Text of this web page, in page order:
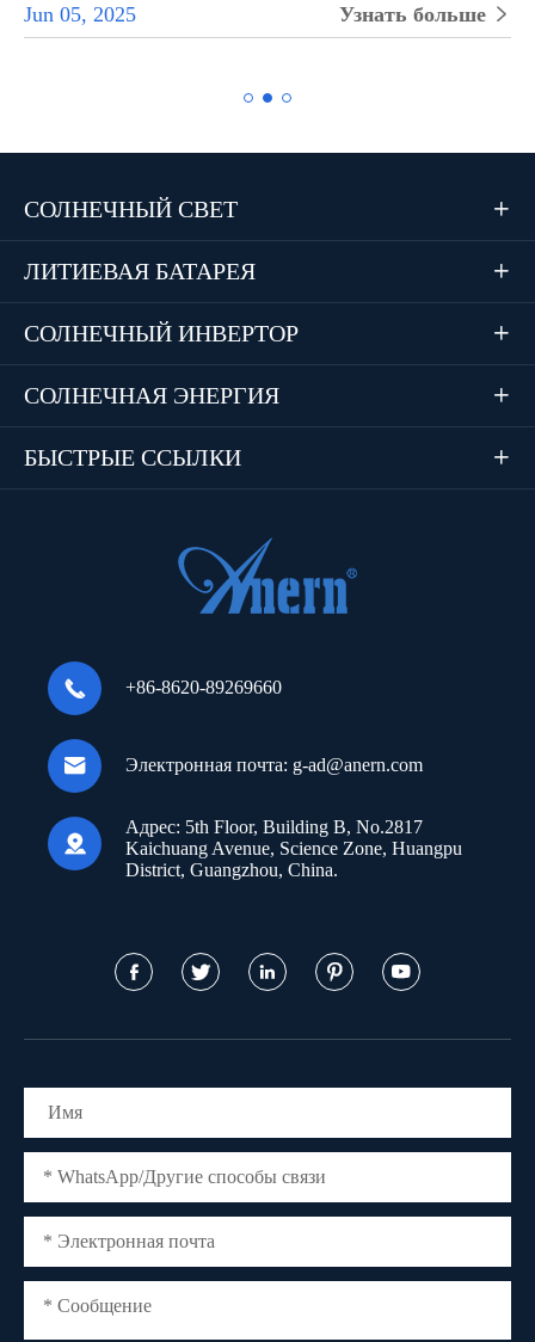
Jun 05, 2025 Узнать больше 
СОЛНЕЧНЫЙ СВЕТ 
ЛИТИЕВАЯ БАТАРЕЯ 
СОЛНЕЧНЫЙ ИНВЕРТОР 
СОЛНЕЧНАЯ ЭНЕРГИЯ 
БЫСТРЫЕ ССЫЛКИ 
 +86-8620-89269660
 Электронная почта: g-ad@anern.com

Адрес: 5th Floor, Building B, No.2817
Kaichuang Avenue, Science Zone, Huangpu
District, Guangzhou, China.
    